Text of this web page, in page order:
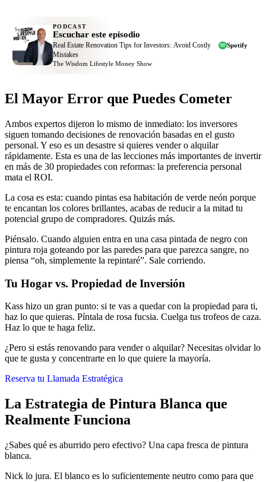
PODCAST
Escuchar este episodio
Real Estate Renovation Tips for Investors: Avoid Costly
Mistakes
The Wisdom Lifestyle Money Show
Spotify
El Mayor Error que Puedes Cometer
Ambos expertos dijeron lo mismo de inmediato: los inversores
siguen tomando decisiones de renovación basadas en el gusto
personal. Y eso es un desastre si quieres vender o alquilar
rápidamente. Esta es una de las lecciones más importantes de invertir
en más de 30 propiedades con reformas: la preferencia personal
mata el ROI.
La cosa es esta: cuando pintas esa habitación de verde neón porque
te encantan los colores brillantes, acabas de reducir a la mitad tu
potencial grupo de compradores. Quizás más.
Piénsalo. Cuando alguien entra en una casa pintada de negro con
pintura roja goteando por las paredes para que parezca sangre, no
piensa “oh, simplemente la repintaré”. Sale corriendo.
Tu Hogar vs. Propiedad de Inversión
Kass hizo un gran punto: si te vas a quedar con la propiedad para ti,
haz lo que quieras. Píntala de rosa fucsia. Cuelga tus trofeos de caza.
Haz lo que te haga feliz.
¿Pero si estás renovando para vender o alquilar? Necesitas olvidar lo
que te gusta y concentrarte en lo que quiere la mayoría.
Reserva tu Llamada Estratégica
La Estrategia de Pintura Blanca que
Realmente Funciona
¿Sabes qué es aburrido pero efectivo? Una capa fresca de pintura
blanca.
Nick lo jura. El blanco es lo suficientemente neutro como para que